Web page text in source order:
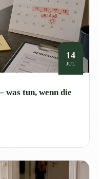
14
JUL
tun, wenn die